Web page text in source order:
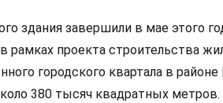
здания завершили в мае этого
рамках проекта строительства
городского квартала в
380 тысяч квадратных